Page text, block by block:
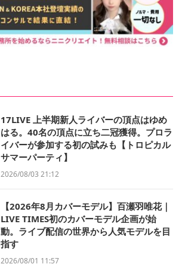
17LIVE 上半期新人ライバーの頂点はゆめ
はる。40名の頂点に立ち二冠獲得。プロラ
イバーが参加する初の試みも【トロピカル
サマーパーティ】
2026/08/03 21:12
【2026年8月カバーモデル】百瀬羽唯花｜
LIVE TIMES初のカバーモデル企画が始
動。ライブ配信の世界から人気モデルを目
指す
2026/08/01 11:57